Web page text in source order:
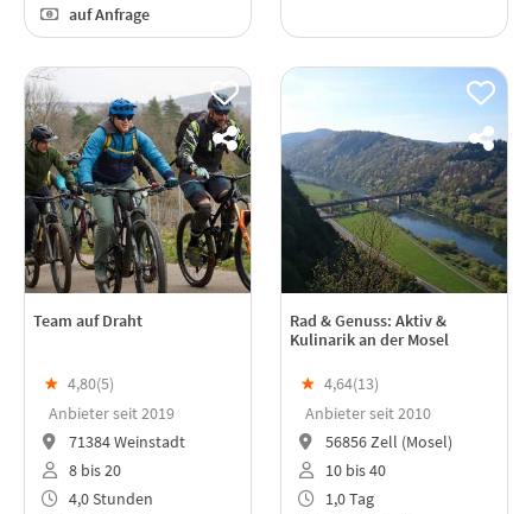
auf Anfrage
Team auf Draht
★ 4,80(5)
Anbieter seit 2019
71384 Weinstadt
8 bis 20
4,0 Stunden
Rad & Genuss: Aktiv &
Kulinarik an der Mosel
★ 4,64(13)
Anbieter seit 2010
56856 Zell (Mosel)
10 bis 40
1,0 Tag